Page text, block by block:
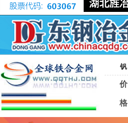
钒
价
格